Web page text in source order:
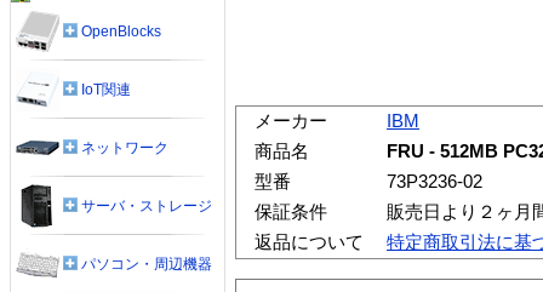
メーカー
IBM
商品名
FRU - 512MB
型番
73P3236-02
保証条件
販売日より２ヶ月
返品について
特定商取引法に基
OpenBlocks
IoT関連
ネットワーク
サーバ・ストレージ
パソコン・周辺機器